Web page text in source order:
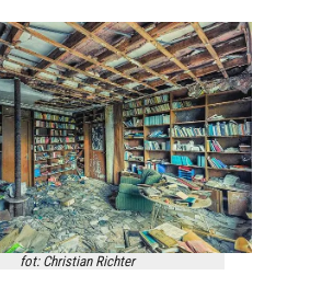
fot: Christian Richter